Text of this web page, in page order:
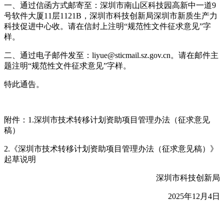
一、通过信函方式邮寄至：深圳市南山区科技园高新中一道9
号软件大厦11层1121B，深圳市科技创新局深圳市新质生产力
科技促进中心收。请在信封上注明“规范性文件征求意见”字
样。
二、通过电子邮件发至：liyue@sticmail.sz.gov.cn。请在邮件主
题注明“规范性文件征求意见”字样。
特此通告。
附件：1.深圳市技术转移计划资助项目管理办法（征求意见
稿）
2.《深圳市技术转移计划资助项目管理办法（征求意见稿）》
起草说明
深圳市科技创新局
2025年12月4日